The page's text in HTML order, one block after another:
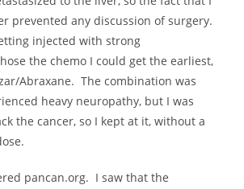
prevented any discussion of surgery.
injected with strong
the chemo I could get the earliest,
Abraxane. The combination was
heavy neuropathy, but I was
the cancer, so I kept at it, without a
pancan.org. I saw that the